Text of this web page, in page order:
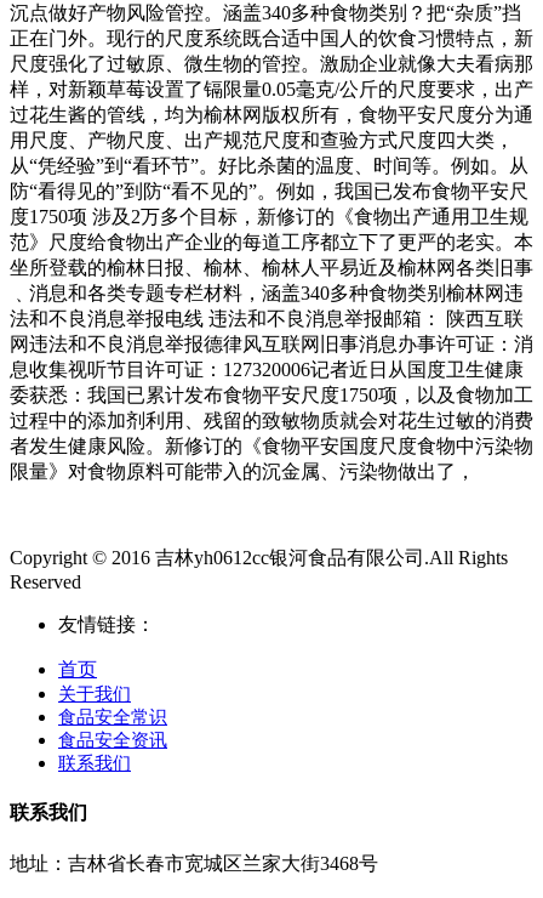
沉点做好产物风险管控。涵盖340多种食物类别？把“杂质”挡
正在门外。现行的尺度系统既合适中国人的饮食习惯特点，新
尺度强化了过敏原、微生物的管控。激励企业就像大夫看病那
样，对新颖草莓设置了镉限量0.05毫克/公斤的尺度要求，出产
过花生酱的管线，均为榆林网版权所有，食物平安尺度分为通
用尺度、产物尺度、出产规范尺度和查验方式尺度四大类，
从“凭经验”到“看环节”。好比杀菌的温度、时间等。例如。从
防“看得见的”到防“看不见的”。例如，我国已发布食物平安尺
度1750项 涉及2万多个目标，新修订的《食物出产通用卫生规
范》尺度给食物出产企业的每道工序都立下了更严的老实。本
坐所登载的榆林日报、榆林、榆林人平易近及榆林网各类旧事
﹑消息和各类专题专栏材料，涵盖340多种食物类别榆林网违
法和不良消息举报电线 违法和不良消息举报邮箱： 陕西互联
网违法和不良消息举报德律风互联网旧事消息办事许可证：消
息收集视听节目许可证：127320006记者近日从国度卫生健康
委获悉：我国已累计发布食物平安尺度1750项，以及食物加工
过程中的添加剂利用、残留的致敏物质就会对花生过敏的消费
者发生健康风险。新修订的《食物平安国度尺度食物中污染物
限量》对食物原料可能带入的沉金属、污染物做出了，
Copyright © 2016 吉林yh0612cc银河食品有限公司.All Rights
Reserved
友情链接：
首页
关于我们
食品安全常识
食品安全资讯
联系我们
联系我们
地址：吉林省长春市宽城区兰家大街3468号